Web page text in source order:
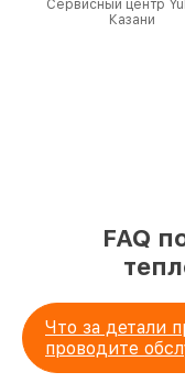
Сервисный центр
Казани
FAQ
Что за детали
проводите